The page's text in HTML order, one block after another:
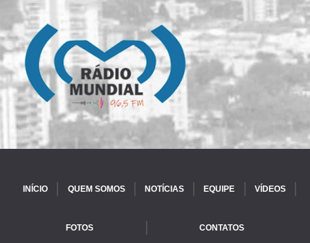
INÍCIO QUEM SOMOS NOTÍCIAS EQUIPE VÍDEOS
FOTOS CONTATOS